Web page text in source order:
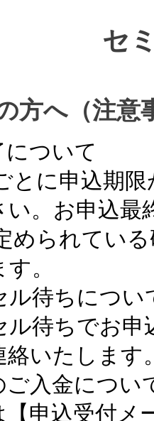
セ
方へ（注意
ついて
に申込期限
い。お申込最
られている
。
待ちについ
待ちでお申
絡いたします
入金につい
申込受付メ